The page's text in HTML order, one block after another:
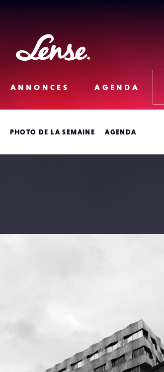
Lense
ANNONCES AGENDA
PHOTO DE LA SEMAINE AGENDA